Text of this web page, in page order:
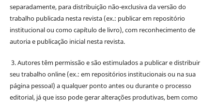
separadamente, para distribuição não-exclusiva da versão do
trabalho publicada nesta revista (ex.: publicar em repositório
institucional ou como capítulo de livro), com reconhecimento de
autoria e publicação inicial nesta revista.
3. Autores têm permissão e são estimulados a publicar e distribuir
seu trabalho online (ex.: em repositórios institucionais ou na sua
página pessoal) a qualquer ponto antes ou durante o processo
editorial, já que isso pode gerar alterações produtivas, bem como